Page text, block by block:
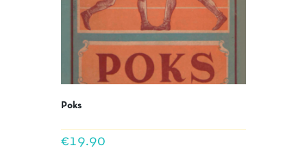
Poks
€19.90